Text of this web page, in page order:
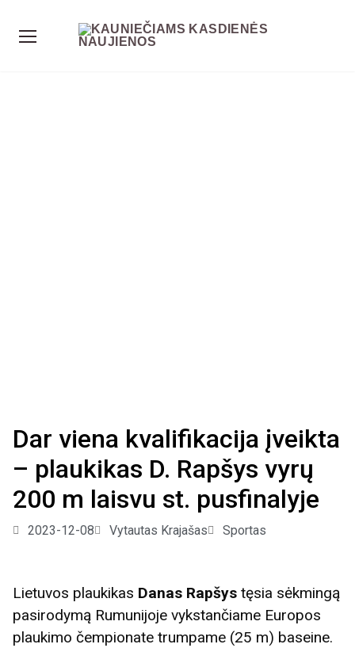
Dar viena kvalifikacija įveikta
– plaukikas D. Rapšys vyrų
200 m laisvu st. pusfinalyje
2023-12-08 Vytautas Krajašas Sportas
Lietuvos plaukikas Danas Rapšys tęsia sėkmingą
pasirodymą Rumunijoje vykstančiame Europos
plaukimo čempionate trumpame (25 m) baseine.